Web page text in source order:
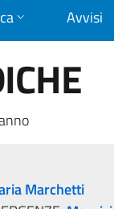
Avvisi
Marchetti